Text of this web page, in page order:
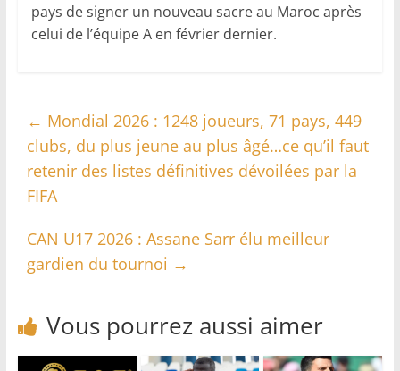
pays de signer un nouveau sacre au Maroc après
celui de l’équipe A en février dernier.
← Mondial 2026 : 1248 joueurs, 71 pays, 449
clubs, du plus jeune au plus âgé…ce qu’il faut
retenir des listes définitives dévoilées par la
FIFA
CAN U17 2026 : Assane Sarr élu meilleur
gardien du tournoi →
Vous pourrez aussi aimer